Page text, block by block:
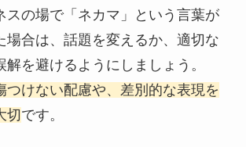
スの場で「ネカマ」という言葉が
場合は、話題を変えるか、適切な
を避けるようにしましょう。
つけない配慮や、差別的な表現を
切です。